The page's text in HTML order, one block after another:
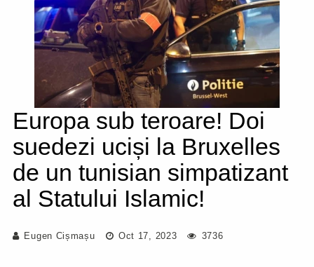
Europa sub teroare! Doi
suedezi uciși la Bruxelles
de un tunisian simpatizant
al Statului Islamic!
Eugen Cișmașu Oct 17, 2023 3736